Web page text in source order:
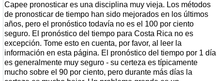
Capee pronosticar es una disciplina muy vieja. Los métodos
de pronosticar de tiempo han sido mejorados en los últimos
años, pero el pronóstico todavía no es el 100 por ciento
seguro. El pronóstico del tiempo para Costa Rica no es
excepción. Tome esto en cuenta, por favor, al leer la
información en esta página. El pronóstico del tiempo por 1 día
es generalmente muy seguro - su certeza es típicamente
mucho sobre el 90 por ciento, pero durante más días la